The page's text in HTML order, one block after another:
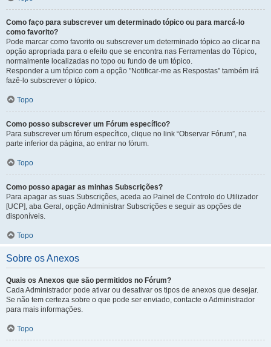
Como faço para subscrever um determinado tópico ou para marcá-lo
como favorito?
Pode marcar como favorito ou subscrever um determinado tópico ao clicar na
opção apropriada para o efeito que se encontra nas Ferramentas do Tópico,
normalmente localizadas no topo ou fundo de um tópico.
Responder a um tópico com a opção "Notificar-me as Respostas" também irá
fazê-lo subscrever o tópico.
Topo
Como posso subscrever um Fórum específico?
Para subscrever um fórum específico, clique no link “Observar Fórum”, na
parte inferior da página, ao entrar no fórum.
Topo
Como posso apagar as minhas Subscrições?
Para apagar as suas Subscrições, aceda ao Painel de Controlo do Utilizador
[UCP], aba Geral, opção Administrar Subscrições e seguir as opções de
disponíveis.
Topo
Sobre os Anexos
Quais os Anexos que são permitidos no Fórum?
Cada Administrador pode ativar ou desativar os tipos de anexos que desejar.
Se não tem certeza sobre o que pode ser enviado, contacte o Administrador
para mais informações.
Topo